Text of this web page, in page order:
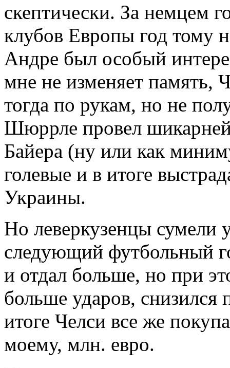
скептически. За немцем
клубов Европы год тому
Андре был особый
мне не изменяет память,
тогда по рукам, но не
Шюррле провел
Байера (ну или как
голевые и в итоге
Украины.
Но леверкузенцы
следующий футбольный
и отдал больше, но при
больше ударов, снизился
итоге Челси все же
моему, млн. евро.